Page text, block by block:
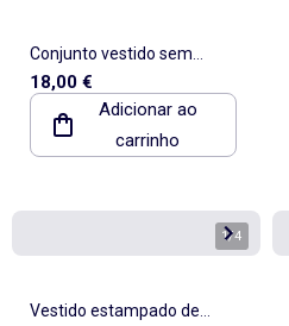
Conjunto vestido sem
mangas + collants
18,00 €
Adicionar ao
carrinho
1/4
Vestido estampado de